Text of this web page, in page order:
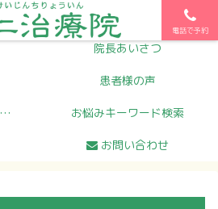
メニュー
院長あいさつ
患者様の声
お悩みキーワード検索
お問い合わせ
電話で予約